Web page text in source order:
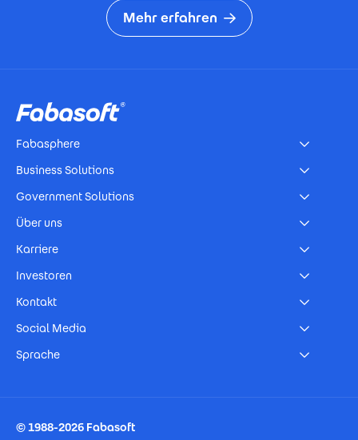
Mehr erfahren
Fabasphere
Business Solutions
Government Solutions
Über uns
Karriere
Investoren
Kontakt
Social Media
Sprache
© 1988-2026 Fabasoft